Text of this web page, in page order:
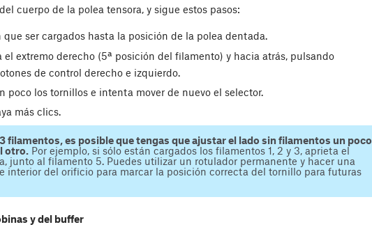
cuerpo de la polea tensora, y sigue estos pasos:
ser cargados hasta la posición de la polea dentada.
el extremo derecho (5ª posición del filamento) y hacia atrás, pulsando
de control derecho e izquierdo.
poco los tornillos e intenta mover de nuevo el selector.
más clics.
filamentos, es posible que tengas que ajustar el lado sin filamentos un poco
otro.Por ejemplo, si sólo están cargados los filamentos 1, 2 y 3, aprieta el
junto al filamento 5. Puedes utilizar un rotulador permanente y hacer una
interior del orificio para marcar la posición correcta del tornillo para futuras
y del buffer